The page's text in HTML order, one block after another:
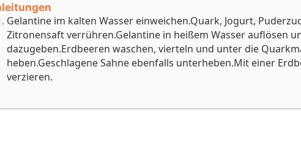
Gelantine im kalten Wasser einweichen.Quark, Jogurt,
Zitronensaft verrühren.Gelantine in heißem Wasser auflösen
dazugeben.Erdbeeren waschen, vierteln und unter die
heben.Geschlagene Sahne ebenfalls unterheben.Mit einer
verzieren.